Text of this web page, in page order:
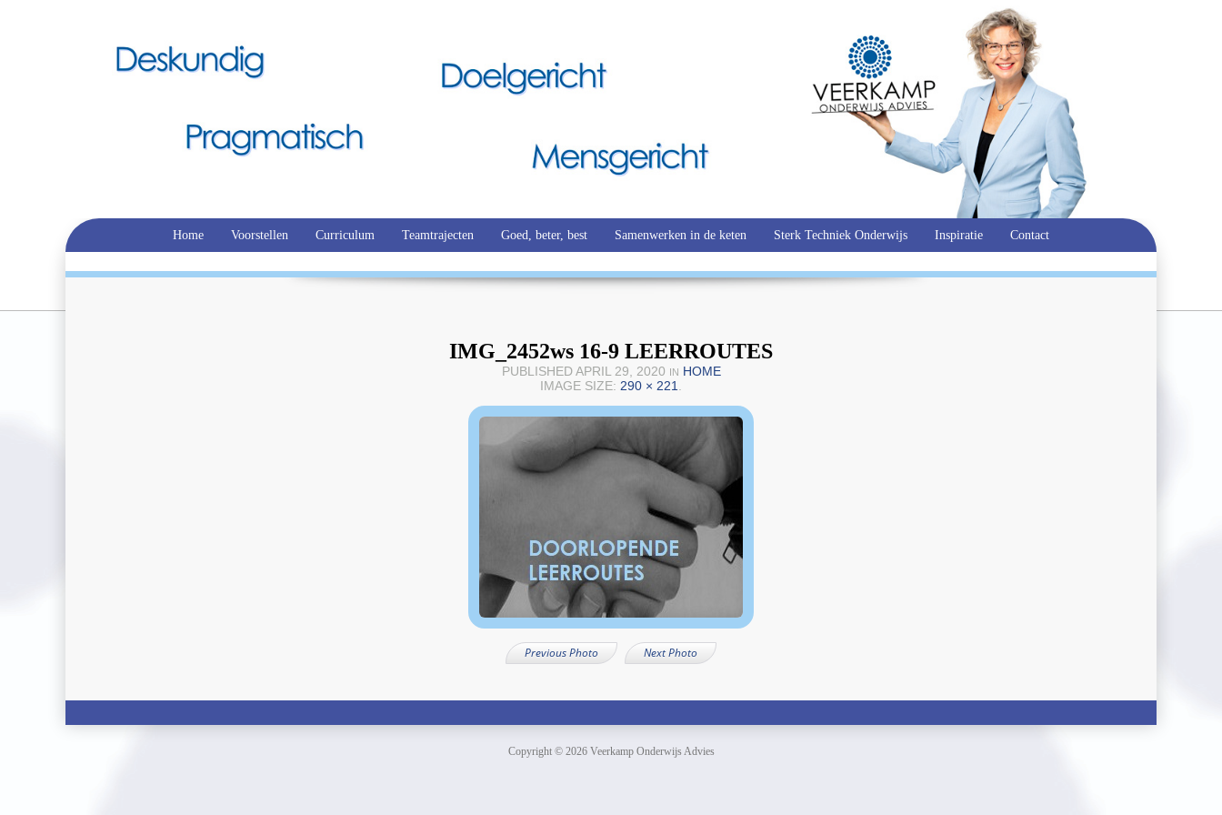
Home Voorstellen Curriculum Teamtrajecten Goed, beter, best Samenwerken in de keten Sterk Techniek Onderwijs Inspiratie Contact
IMG_2452ws 16-9 LEERROUTES
PUBLISHEDAPRIL 29, 2020 IN HOME
IMAGE SIZE: 290 × 221
Previous Photo Next Photo
Copyright © 2026 Veerkamp Onderwijs Advies